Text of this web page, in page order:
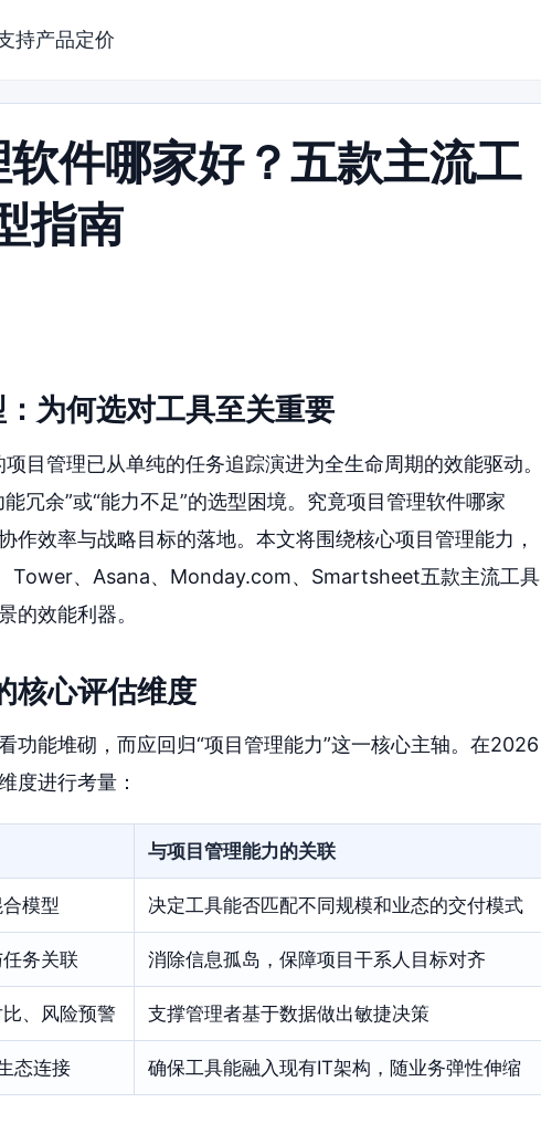
持产品定价
件哪家好？五款主流工
指南
为何选对工具至关重要
目管理已从单纯的任务追踪演进为全生命周期的效能驱动。
冗余”或“能力不足”的选型困境。究竟项目管理软件哪家
作效率与战略目标的落地。本文将围绕核心项目管理能力，
Tower、Asana、Monday.com、Smartsheet五款主流工具
的效能利器。
核心评估维度
功能堆砌，而应回归“项目管理能力”这一核心主轴。在2026
度进行考量：
与项目管理能力的关联
模型 决定工具能否匹配不同规模和业态的交付模式
务关联 消除信息孤岛，保障项目干系人目标对齐
、风险预警 支撑管理者基于数据做出敏捷决策
态连接 确保工具能融入现有IT架构，随业务弹性伸缩